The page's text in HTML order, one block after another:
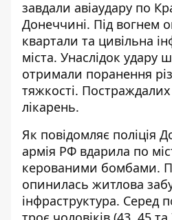
завдали авіаудару по
Донеччині. Під вогнем
квартали та цивільна
міста. Унаслідок удару
отримали поранення
тяжкості.
лікарень.
Як повідомляє поліція
армія РФ вдарила по
керованими бомбами.
опинилась житлова
інфраструктура. Серед